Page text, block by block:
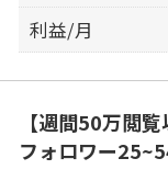
利益/月
【週間50万閲
フォロワー